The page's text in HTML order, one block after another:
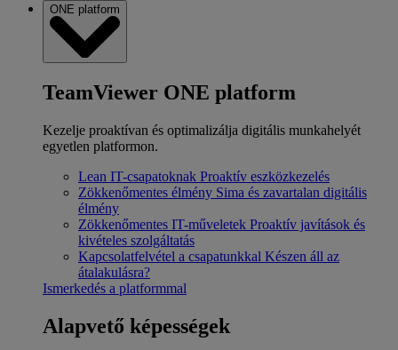
ONE platform
TeamViewer ONE platform
Kezelje proaktívan és optimalizálja digitális munkahelyét
egyetlen platformon.
Lean IT-csapatoknak Proaktív eszközkezelés
Zökkenőmentes élmény Sima és zavartalan digitális
élmény
Zökkenőmentes IT-műveletek Proaktív javítások és
kivételes szolgáltatás
Kapcsolatfelvétel a csapatunkkal Készen áll az
átalakulásra?
Ismerkedés a platformmal
Alapvető képességek